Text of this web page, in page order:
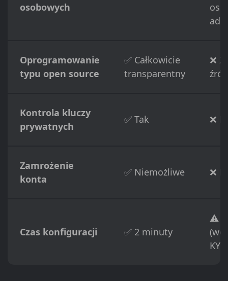
osobowych
Oprogramowanie
typu open source
✅ Całkowicie
transparentny
❌
Kontrola kluczy
prywatnych
✅ Tak ❌
Zamrożenie
konta
✅ Niemożliwe ❌
Czas konfiguracji ✅ 2 minuty
⚠️
KYC)